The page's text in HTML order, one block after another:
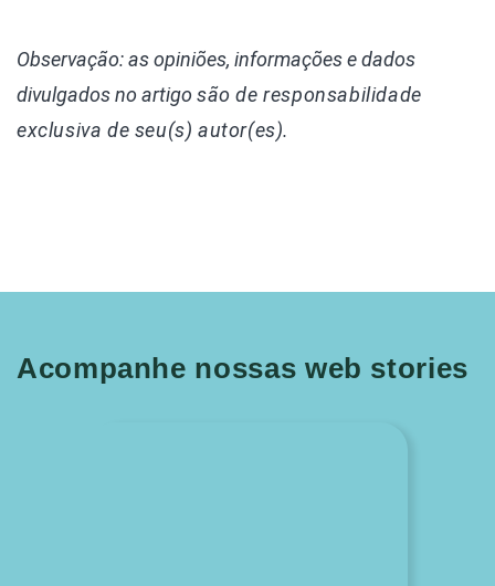
Observação: as opiniões, informações e dados
divulgadosno artigo são de responsabilidade
exclusiva de seu(s) autor(es).
Acompanhe nossas web stories